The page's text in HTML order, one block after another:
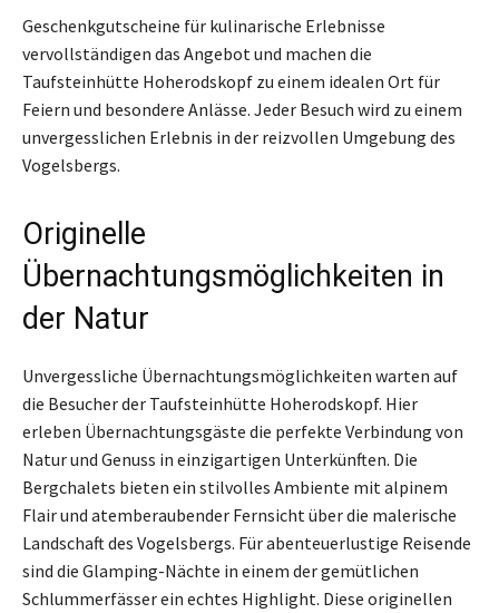
Geschenkgutscheine für kulinarische Erlebnisse
vervollständigen das Angebot und machen die
Taufsteinhütte Hoherodskopf zu einem idealen Ort für
Feiern und besondere Anlässe. Jeder Besuch wird zu einem
unvergesslichen Erlebnis in der reizvollen Umgebung des
Vogelsbergs.
Originelle
Übernachtungsmöglichkeiten in
der Natur
Unvergessliche Übernachtungsmöglichkeiten warten auf
die Besucher der Taufsteinhütte Hoherodskopf. Hier
erleben Übernachtungsgäste die perfekte Verbindung von
Natur und Genuss in einzigartigen Unterkünften. Die
Bergchalets bieten ein stilvolles Ambiente mit alpinem
Flair und atemberaubender Fernsicht über die malerische
Landschaft des Vogelsbergs. Für abenteuerlustige Reisende
sind die Glamping-Nächte in einem der gemütlichen
Schlummerfässer ein echtes Highlight. Diese originellen